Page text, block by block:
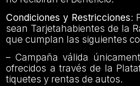
Condiciones y Restricciones:
sean Tarjetahabientes de la
que cumplan las siguientes
– Campaña válida
ofrecidos a través de la
tiquetes y rentas de autos.